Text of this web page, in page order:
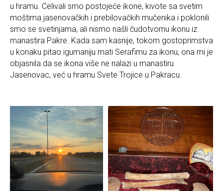
u hramu. Celivali smo postojeće ikone, kivote sa svetim
moštima jasenovačkih i prebilovačkih mučenika i poklonili
smo se svetinjama, ali nismo našli čudotvornu ikonu iz
manastira Pakre. Kada sam kasnije, tokom gostoprimstva
u konaku pitao igumaniju mati Serafimu za ikonu, ona mi je
objasnila da se ikona više ne nalazi u manastiru
Jasenovac, već u hramu Svete Trojice u Pakracu.